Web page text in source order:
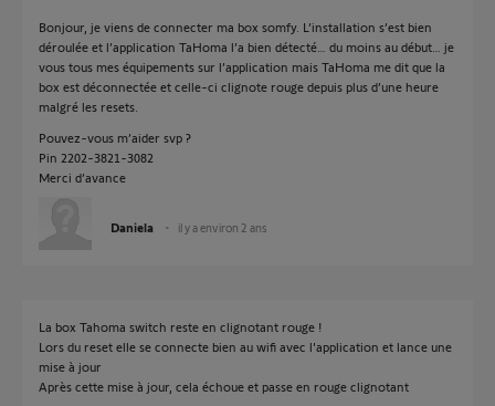
Bonjour, je viens de connecter ma box somfy. L’installation s’est bien
déroulée et l’application TaHoma l’a bien détecté… du moins au début… je
vous tous mes équipements sur l’application mais TaHoma me dit que la
box est déconnectée et celle-ci clignote rouge depuis plus d’une heure
malgré les resets.
Pouvez-vous m’aider svp ?
Pin 2202-3821-3082
Merci d’avance
Daniela il y a environ 2 ans
La box Tahoma switch reste en clignotant rouge !
Lors du reset elle se connecte bien au wifi avec l'application et lance une
mise à jour
Après cette mise à jour, cela échoue et passe en rouge clignotant